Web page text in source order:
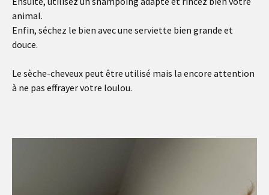
animal.
Enfin, séchez le bien avec une serviette bien grande et
douce.
Le sèche-cheveux peut être utilisé mais la encore attention
à ne pas effrayer votre loulou.